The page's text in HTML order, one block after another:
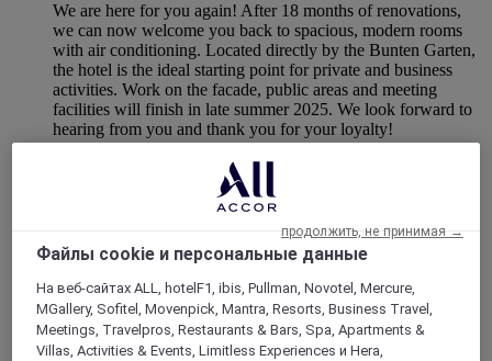
We are here for you again! After 18 months of renovations,
we can now welcome you back to spacious, modern rooms
with air conditioning. Located directly by the Bunten Garten,
the hotel is the ideal starting point for private and business
activities. Work on the facade, public areas and meeting
facilities will finish in late summer 2025. We look forward to
hearing from you and thank you for your loyalty!
Rated 4,6 of 5
Файлы cookie и персональные данные
На веб-сайтах ALL, hotelF1, ibis, Pullman, Novotel, Mercure,
MGallery, Sofitel, Movenpick, Mantra, Resorts, Business Travel,
Meetings, Travelpros, Restaurants & Bars, Spa, Apartments &
Villas, Activities & Events, Limitless Experiences и Hera,
продолжить, не принимая →